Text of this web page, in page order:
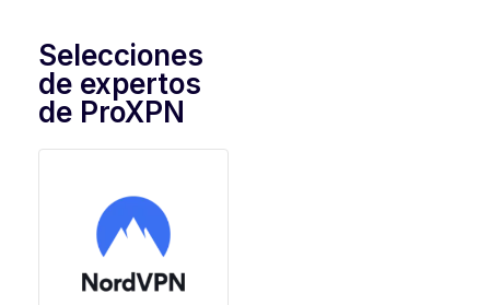
Selecciones
de expertos
de ProXPN